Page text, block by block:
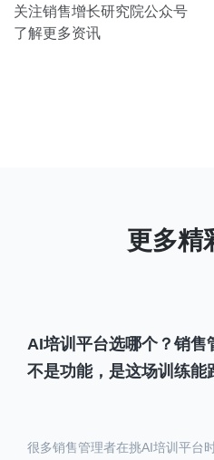
关注销售增长研究院公众号
了解更多资讯
AI培训平台选哪个？销售
不是功能，是这场训练能
很多销售管理者在挑AI培训平台